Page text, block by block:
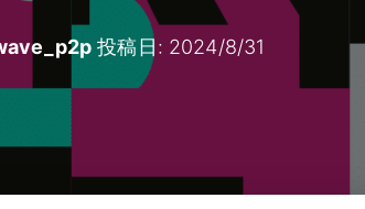
投稿日: 2024/8/31